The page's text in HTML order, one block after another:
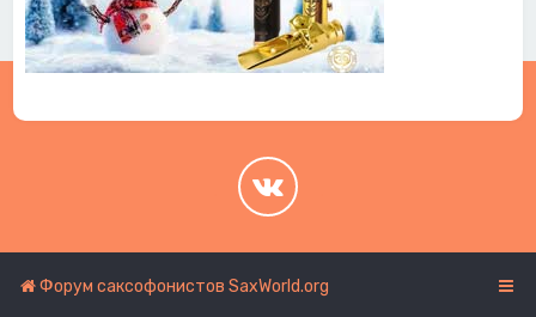
Форум саксофонистов SaxWorld.org